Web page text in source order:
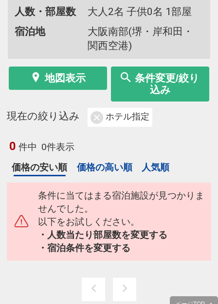
人数・部屋数
大人2名 子供0名 1部屋
宿泊地
大阪南部(堺・岸和田・
関西空港)
地図表示
条件変更/絞り
込み
現在の絞り込み ホテル指定
0 件中 0件表示
価格の安い順
価格の高い順 人気順
条件に当てはまる宿泊施設が見つかりま
せんでした。
以下をお試しください。
・人数当たり部屋数を変更する
・宿泊条件を変更する